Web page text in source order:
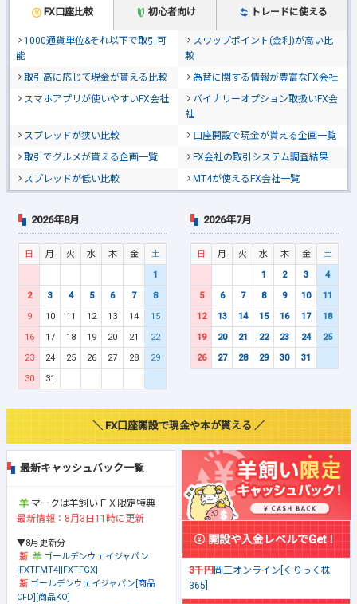
FX口座比較 初心者向け トレードに使える
1000通貨単位&それ以下で取引可
能
スワップポイント(金利)が高い比
較
取引高に応じて現金が貰える比較
為替に関する情報が豊富なFX会社
スマホアプリが使いやすいFX会社
バイナリーオプション取扱いFX会
社
スプレッドが狭い比較
口座開設で現金が貰える企画一覧
取引でグルメが貰える企画一覧
FX会社の取引システム調査結果
スプレッドが低い比較
MT4が使えるFX会社一覧
2026年8月
日 月 火 水 木 金
土
1
2
3 4 5 6 7
8
9
10 11 12 13 14
15
16
17 18 19 20 21
22
23
24 25 26 27 28
29
30
31
2026年7月
日 月 火 水 木 金
土
1
2 3
4
5
6 7 8 9 10
11
12
13 14 15 16 17
18
19
20 21 22 23 24
25
26
27 28 29 30 31
＼ FX口座開設で現金や本が貰える ／
最新キャッシュバック一覧
マークは羊飼いＦＸ限定特典
最新情報：8月3日11時に更新
▼8月更新分
ゴールデンウェイジャパン
[FXTFMT4][FXTFGX]
ゴールデンウェイジャパン[商品
CFD][商品KO]
開設や入金レベルでGet！
3千円岡三オンライン[くりっく株
365]